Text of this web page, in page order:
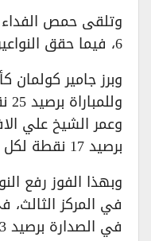
وتلقى حمص الفداء
6، فيما حقق النواعير فوزه الثاني في هذا الدور.
وبرز جامير كولمان
وعمر الشيخ علي
برصيد 17 نقطة لكل منهما.
في المركز
في الصدارة برصيد 33 نقطة.